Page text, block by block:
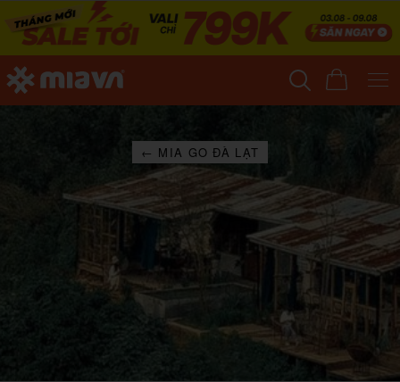
← MIA GO ĐÀ LẠT